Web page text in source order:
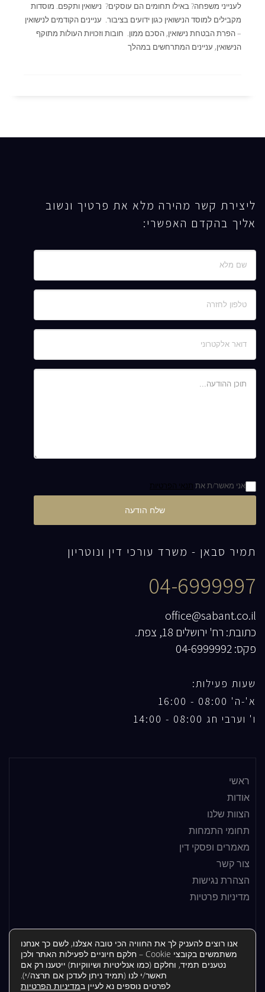
לענייני משפחה? באילו תחומים הם עוסקים? נישואין ותקפם. מוסדות
מקבילים למוסד הנישואין כגון ידועים בציבור. עניינים הקודמים לנישואין
– הפרת הבטחת נישואין, הסכם ממון. חובות וזכויות העולות מתוקף
הנישואין, עניינים המתרחשים במהלך
ליצירת קשר מהירה מלא את פרטיך ונשוב
אליך בהקדם האפשרי:
אני מאשר/ת את
שלח הודעה
תמיר סבאן - משרד עורכי דין ונוטריון
04-6999997
office@sabant.co.il
כתובת: רח' ירושלים 18, צפת.
פקס: 04-6999992
שעות פעילות:
א'-ה' 08:00 - 16:00
ו' וערבי חג 08:00 - 14:00
ראשי
אודות
הצוות שלנו
תחומי התמחות
מאמרים ופסקי דין
צור קשר
הצהרת נגישות
מדיניות פרטיות
© תמיר סבאן | תמיר סבן משרד עורכי דין ונוטריון -עורך דין בצפת
נבנה על ידי:יעד פתרונות.
אנו רוצים להעניק לך את החוויה הכי טובה אצלנו, לשם כך אנחנו
משתמשים בקובצי Cookie – חלקם חיוניים לפעילות האתר ולכן
נטענים תמיד, וחלקם (כמו אנליטיות ושיווקיות) ייטענו רק אם
תאשר/י לנו (תמיד ניתן לעדכן אם תרצה/י).
לפרטים נוספים נא לעיין במדיניות הפרטיות